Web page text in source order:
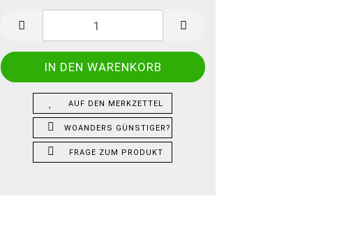
AUF DEN MERKZETTEL
WOANDERS GÜNSTIGER?
FRAGE ZUM PRODUKT